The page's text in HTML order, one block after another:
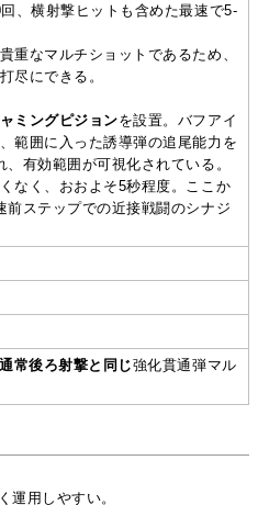
、横射撃ヒットも含めた最速で5-
重なマルチショットであるため、
尽にできる。
ミングピジョンを設置。バフアイ
範囲に入った誘導弾の追尾能力を
有効範囲が可視化されている。
なく、おおよそ5秒程度。ここか
前ステップでの近接戦闘のシナジ
通常後ろ射撃と同じ強化貫通弾マル
運用しやすい。